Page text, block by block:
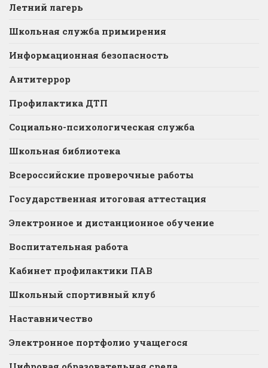
Летний лагерь
Школьная служба примирения
Информационная безопасность
Антитеррор
Профилактика ДТП
Социально-психологическая служба
Школьная библиотека
Всероссийские проверочные работы
Государственная итоговая аттестация
Электронное и дистанционное обучение
Воспитательная работа
Кабинет профилактики ПАВ
Школьный спортивный клуб
Наставничество
Электронное портфолио учащегося